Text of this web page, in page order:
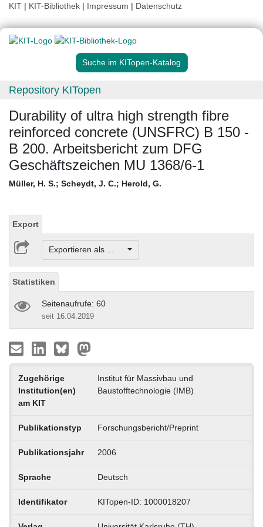
KIT | KIT-Bibliothek | Impressum | Datenschutz
Suche im KITopen-Katalog
Repository KITopen
Durability of ultra high strength fibre
reinforced concrete (UNSFRC) B 150 -
B 200. Arbeitsbericht zum DFG
Geschäftszeichen MU 1368/6-1
Müller, H. S.; Scheydt, J. C.; Herold, G.
Export
Exportieren als ...
Statistiken
Seitenaufrufe: 60
seit 16.04.2019
Zugehörige
Institution(en)
am KIT
Institut für Massivbau und
Baustofftechnologie (IMB)
Publikationstyp Forschungsbericht/Preprint
Publikationsjahr 2006
Sprache Deutsch
Identifikator KITopen-ID: 1000018207